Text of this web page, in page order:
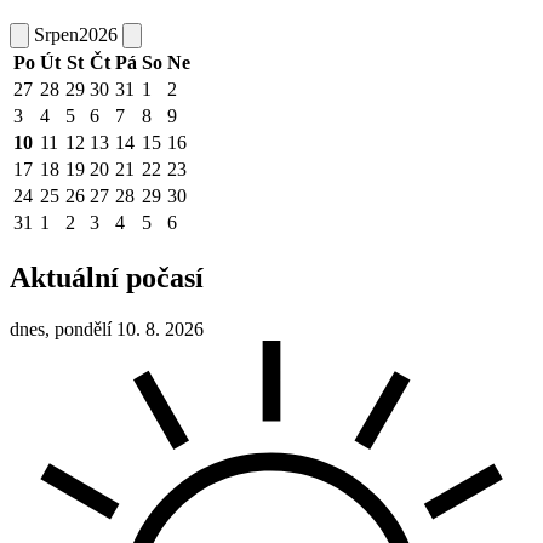
Srpen2026
Po Út St Čt Pá So Ne
27 28 29 30 31 1
2
3
4 5 6 7 8
9
10 11 12 13 14 15 16
17 18 19 20 21 22 23
24 25 26 27 28 29 30
31 1 2 3 4 5 6
Aktuální počasí
dnes, pondělí 10. 8. 2026